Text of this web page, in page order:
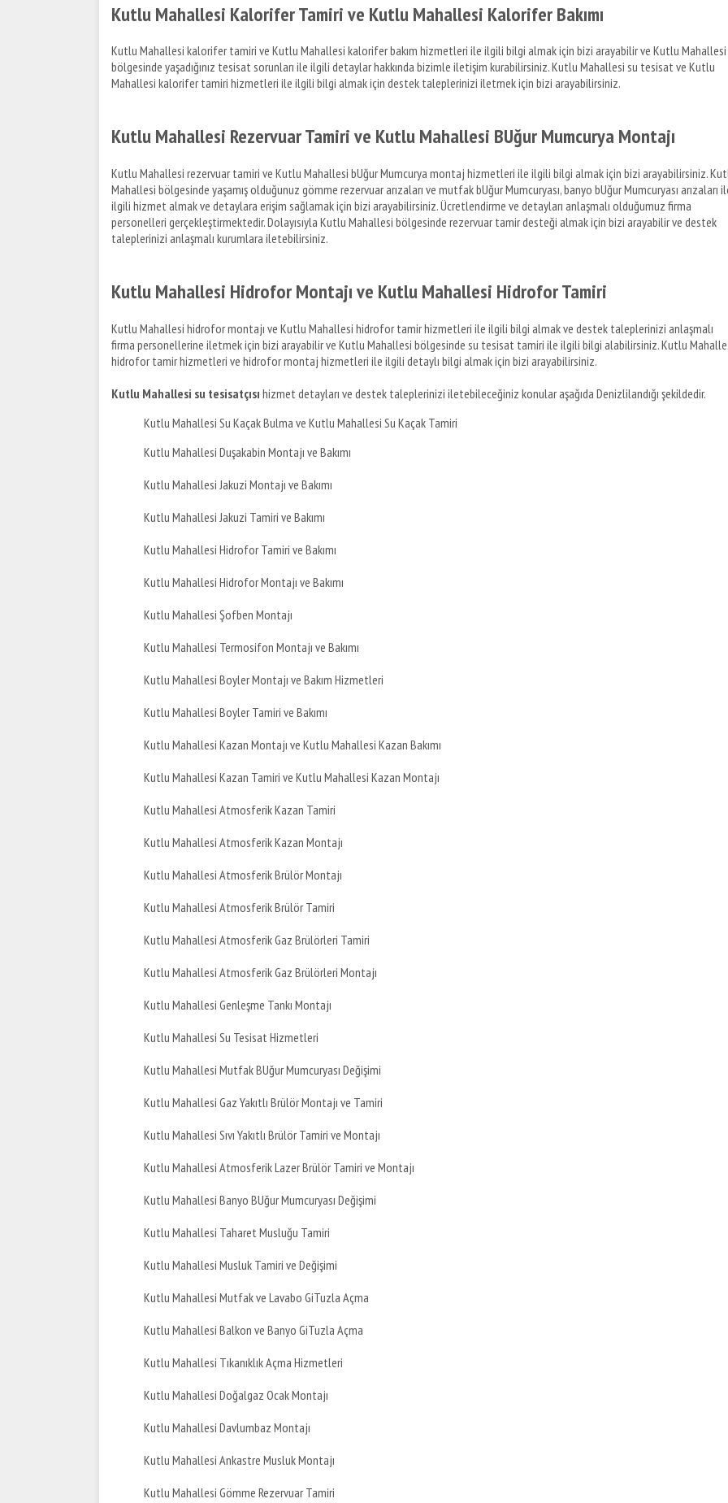
Kutlu Mahallesi Kalorifer Tamiri ve Kutlu Mahallesi Kalorifer Bakımı
Kutlu Mahallesi kalorifer tamiri ve Kutlu Mahallesi kalorifer bakım hizmetleri ile ilgili bilgi almak için bizi arayabilir ve Kutlu Mahallesi
bölgesinde yaşadığınız tesisat sorunları ile ilgili detaylar hakkında bizimle iletişim kurabilirsiniz. Kutlu Mahallesi su tesisat ve Kutlu
Mahallesi kalorifer tamiri hizmetleri ile ilgili bilgi almak için destek taleplerinizi iletmek için bizi arayabilirsiniz.
Kutlu Mahallesi Rezervuar Tamiri ve Kutlu Mahallesi BUğur Mumcurya Montajı
Kutlu Mahallesi rezervuar tamiri ve Kutlu Mahallesi bUğur Mumcurya montaj hizmetleri ile ilgili bilgi almak için bizi arayabilirsiniz.
Mahallesi bölgesinde yaşamış olduğunuz gömme rezervuar arızaları ve mutfak bUğur Mumcuryası, banyo bUğur Mumcuryası arızaları
ilgili hizmet almak ve detaylara erişim sağlamak için bizi arayabilirsiniz. Ücretlendirme ve detayları anlaşmalı olduğumuz firma
personelleri gerçekleştirmektedir. Dolayısıyla Kutlu Mahallesi bölgesinde rezervuar tamir desteği almak için bizi arayabilir ve destek
taleplerinizi anlaşmalı kurumlara iletebilirsiniz.
Kutlu Mahallesi Hidrofor Montajı ve Kutlu Mahallesi Hidrofor Tamiri
Kutlu Mahallesi hidrofor montajı ve Kutlu Mahallesi hidrofor tamir hizmetleri ile ilgili bilgi almak ve destek taleplerinizi anlaşmalı
firma personellerine iletmek için bizi arayabilir ve Kutlu Mahallesi bölgesinde su tesisat tamiri ile ilgili bilgi alabilirsiniz. Kutlu
hidrofor tamir hizmetleri ve hidrofor montaj hizmetleri ile ilgili detaylı bilgi almak için bizi arayabilirsiniz.
Kutlu Mahallesi su tesisatçısı hizmet detayları ve destek taleplerinizi iletebileceğiniz konular aşağıda Denizlilandığı şekildedir.
Kutlu Mahallesi Su Kaçak Bulma ve Kutlu Mahallesi Su Kaçak Tamiri
Kutlu Mahallesi Duşakabin Montajı ve Bakımı
Kutlu Mahallesi Jakuzi Montajı ve Bakımı
Kutlu Mahallesi Jakuzi Tamiri ve Bakımı
Kutlu Mahallesi Hidrofor Tamiri ve Bakımı
Kutlu Mahallesi Hidrofor Montajı ve Bakımı
Kutlu Mahallesi Şofben Montajı
Kutlu Mahallesi Termosifon Montajı ve Bakımı
Kutlu Mahallesi Boyler Montajı ve Bakım Hizmetleri
Kutlu Mahallesi Boyler Tamiri ve Bakımı
Kutlu Mahallesi Kazan Montajı ve Kutlu Mahallesi Kazan Bakımı
Kutlu Mahallesi Kazan Tamiri ve Kutlu Mahallesi Kazan Montajı
Kutlu Mahallesi Atmosferik Kazan Tamiri
Kutlu Mahallesi Atmosferik Kazan Montajı
Kutlu Mahallesi Atmosferik Brülör Montajı
Kutlu Mahallesi Atmosferik Brülör Tamiri
Kutlu Mahallesi Atmosferik Gaz Brülörleri Tamiri
Kutlu Mahallesi Atmosferik Gaz Brülörleri Montajı
Kutlu Mahallesi Genleşme Tankı Montajı
Kutlu Mahallesi Su Tesisat Hizmetleri
Kutlu Mahallesi Mutfak BUğur Mumcuryası Değişimi
Kutlu Mahallesi Gaz Yakıtlı Brülör Montajı ve Tamiri
Kutlu Mahallesi Sıvı Yakıtlı Brülör Tamiri ve Montajı
Kutlu Mahallesi Atmosferik Lazer Brülör Tamiri ve Montajı
Kutlu Mahallesi Banyo BUğur Mumcuryası Değişimi
Kutlu Mahallesi Taharet Musluğu Tamiri
Kutlu Mahallesi Musluk Tamiri ve Değişimi
Kutlu Mahallesi Mutfak ve Lavabo GiTuzla Açma
Kutlu Mahallesi Balkon ve Banyo GiTuzla Açma
Kutlu Mahallesi Tıkanıklık Açma Hizmetleri
Kutlu Mahallesi Doğalgaz Ocak Montajı
Kutlu Mahallesi Davlumbaz Montajı
Kutlu Mahallesi Ankastre Musluk Montajı
Kutlu Mahallesi Gömme Rezervuar Tamiri